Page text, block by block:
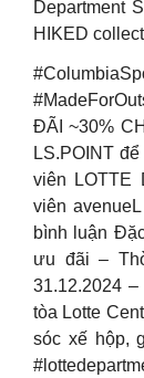
Department
HIKED
ĐÃI ~30%
LS.POINT
viên LOTTE
viên
bình luận
ưu đãi –
31.12.2024
tòa Lotte
sóc xế hộp,